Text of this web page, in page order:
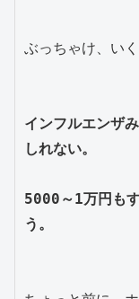
ぶっちゃけ、い
インフルエンザ
しれない。
5000～1万円も
う。